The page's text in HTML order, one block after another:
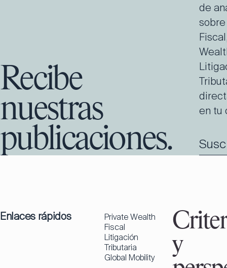
Recibe
nuestras
publicaciones.
de
en tu
Enlaces rápidos
Private Wealth
Fiscal
Litigación
Tributaria
Global Mobility
y